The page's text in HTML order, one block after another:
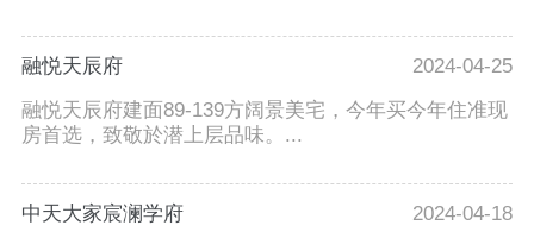
融悦天辰府
2024-04-25
融悦天辰府建面89-139方阔景美宅，今年买今年住准现
房首选，致敬於潜上层品味。...
中天大家宸澜学府
2024-04-18